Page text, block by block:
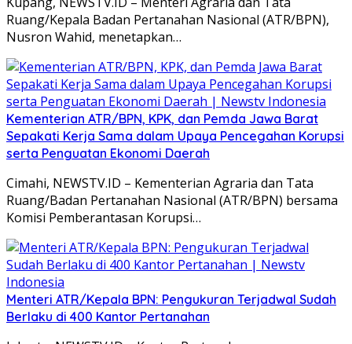
Ruang/Kepala Badan Pertanahan Nasional (ATR/BPN),
Nusron Wahid, menetapkan…
Kementerian ATR/BPN, KPK, dan Pemda Jawa Barat
Sepakati Kerja Sama dalam Upaya Pencegahan Korupsi
serta Penguatan Ekonomi Daerah
Cimahi, NEWSTV.ID – Kementerian Agraria dan Tata
Ruang/Badan Pertanahan Nasional (ATR/BPN) bersama
Komisi Pemberantasan Korupsi…
Menteri ATR/Kepala BPN: Pengukuran Terjadwal Sudah
Berlaku di 400 Kantor Pertanahan